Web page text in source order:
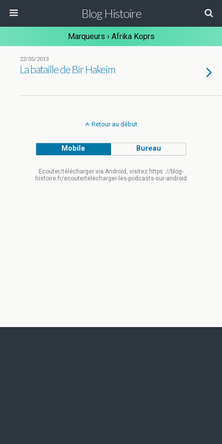
Blog Histoire
Marqueurs › Afrika Koprs
22/05/2013
La bataille de Bir Hakeim
Retour au début
Mobile Bureau
Ecouter/télécharger via Android, visitez https ://blog-
histoire.fr/ecoutertelecharger-les-podcasts-sur-android